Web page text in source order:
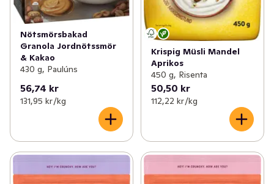
Nötsmörsbakad
Granola Jordnötssmör
& Kakao
430 g, Paulúns
56,74 kr
131,95 kr /kg
Krispig Müsli Mandel
Aprikos
450 g, Risenta
50,50 kr
112,22 kr /kg